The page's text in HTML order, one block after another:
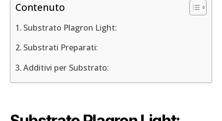
Contenuto
Substrato Plagron Light:
Substrati Preparati:
Additivi per Substrato: